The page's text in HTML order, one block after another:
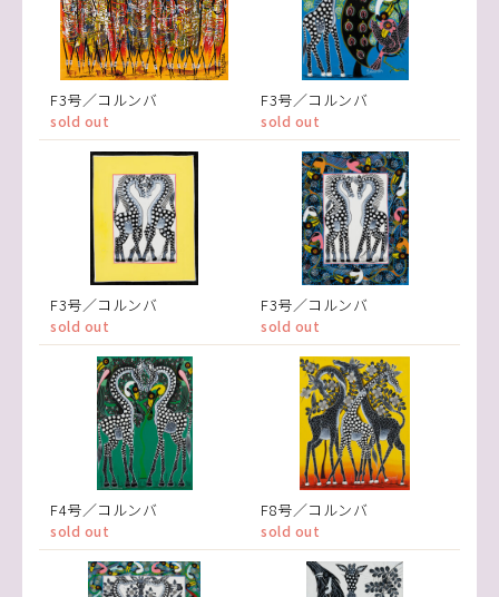
F3号／コルンバ
sold out
F3号／コルンバ
sold out
F3号／コルンバ
sold out
F3号／コルンバ
sold out
F4号／コルンバ
sold out
F8号／コルンバ
sold out